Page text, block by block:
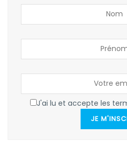
J'ai lu et accepte les
JE